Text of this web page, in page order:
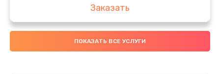
Заказать
Замена аккумулятора
4000 руб.
ПОКАЗАТЬ ВСЕ УСЛУГИ